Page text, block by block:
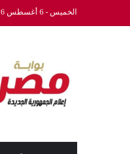
الخميس - 6 أغسطس 2026